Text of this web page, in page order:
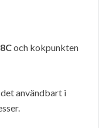
och kokpunkten
användbart i